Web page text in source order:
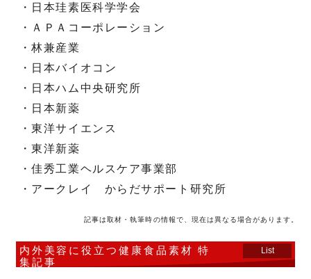
・日本珪素医科学学会
・ＡＰＡコーポレーション
・林兼産業
・日本バイオコン
・日本ハム中央研究所
・日本新薬
・東洋サイエンス
・東洋新薬
・佳秀工業ヘルスケア事業部
・アークレイ からだサポート研究所
記事は取材・執筆時の情報で、現在は異なる場合があります。
内外美容に役立つ健康食品素材 特
集記事
List